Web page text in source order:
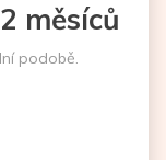
měsíců
podobě.